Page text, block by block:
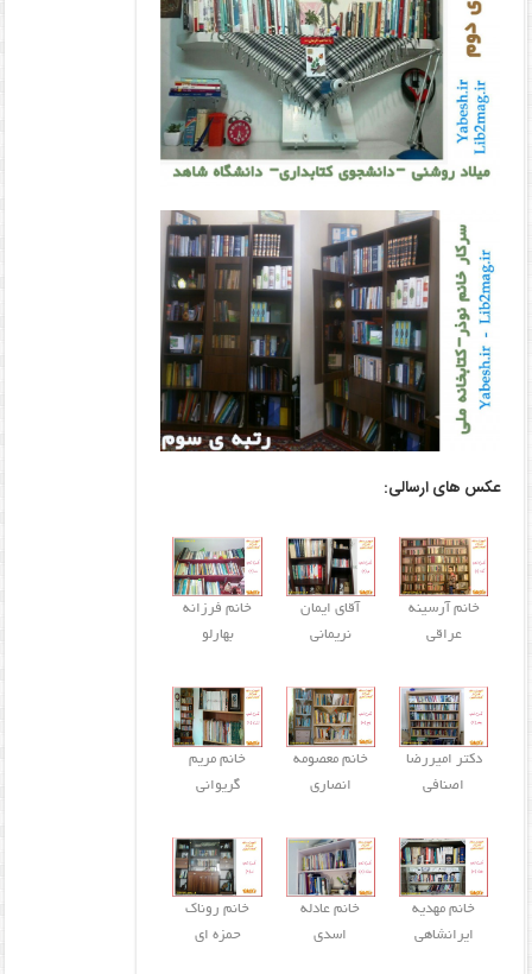
عکس های ارسالی:
خانم آرسینه
عراقی
آقای ایمان
نریمانی
خانم فرزانه
بهارلو
دکتر امیررضا
اصنافی
خانم معصومه
انصاری
خانم مریم
گریوانی
خانم مهدیه
ایرانشاهی
خانم عادله
اسدی
خانم روناک
حمزه ای